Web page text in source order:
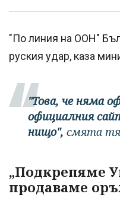
"По линия на ООН"
руския удар, каза
"Това, че няма
официалния
нищо", смята
„Подкрепяме
продаваме